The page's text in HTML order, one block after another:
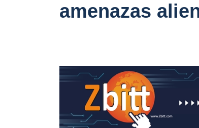
amenazas